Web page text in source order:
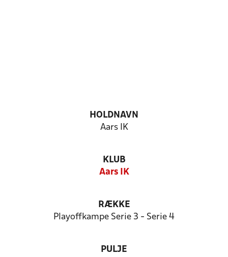
HOLDNAVN
Aars IK
KLUB
Aars IK
RÆKKE
Playoffkampe Serie 3 - Serie 4
PULJE